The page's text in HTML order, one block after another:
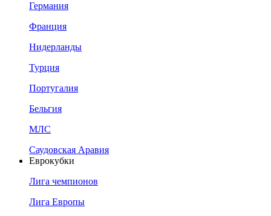
Германия
Франция
Нидерланды
Турция
Португалия
Бельгия
МЛС
Саудовская Аравия
Еврокубки
Лига чемпионов
Лига Европы